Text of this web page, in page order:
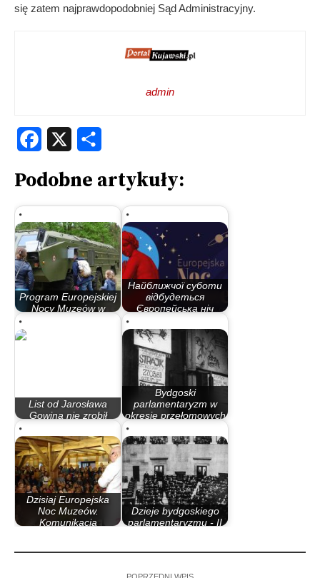
się zatem najprawdopodobniej Sąd Administracyjny.
admin
Facebook
Podobne artykuły:
Program Europejskiej
Nocy Muzeów w
Найближчої суботи
відбудеться
Європейська ніч
List od Jarosława
Gowina nie zrobił
wrażenia na radnych
Bydgoski
parlamentaryzm w
okresie przełomowych
Dzisiaj Europejska
Noc Muzeów.
Komunikacja
Dzieje bydgoskiego
parlamentaryzmu - II
POPRZEDNI WPIS